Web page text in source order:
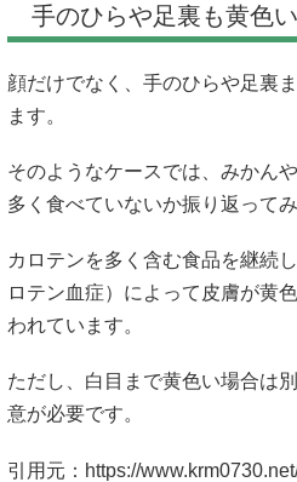
手のひらや足裏も黄色
顔だけでなく、手のひらや足裏
ます。
そのようなケースでは、みかん
多く食べていないか振り返って
カロテンを多く含む食品を継続
ロテン血症）によって皮膚が黄
われています。
ただし、白目まで黄色い場合は
意が必要です。
引用元： https://